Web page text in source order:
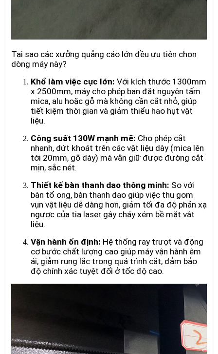
Tại sao các xưởng quảng cáo lớn đều ưu tiên chọn
dòng máy này?
Khổ làm việc cực lớn: Với kích thước 1300mm
x 2500mm, máy cho phép bạn đặt nguyên tấm
mica, alu hoặc gỗ mà không cần cắt nhỏ, giúp
tiết kiệm thời gian và giảm thiểu hao hụt vật
liệu.
Công suất 130W mạnh mẽ: Cho phép cắt
nhanh, dứt khoát trên các vật liệu dày (mica lên
tới 20mm, gỗ dày) mà vẫn giữ được đường cắt
mịn, sắc nét.
Thiết kế bàn thanh dao thông minh: So với
bàn tổ ong, bàn thanh dao giúp việc thu gom
vụn vật liệu dễ dàng hơn, giảm tối đa độ phản xạ
ngược của tia laser gây cháy xém bề mặt vật
liệu.
Vận hành ổn định: Hệ thống ray trượt và động
cơ bước chất lượng cao giúp máy vận hành êm
ái, giảm rung lắc trong quá trình cắt, đảm bảo
độ chính xác tuyệt đối ở tốc độ cao.